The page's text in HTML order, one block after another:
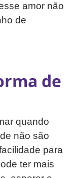
amor não
de
de
quando
não são
para
ter mais